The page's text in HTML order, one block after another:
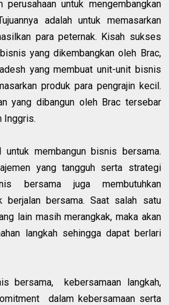
perusahaan untuk mengembangkan
adalah untuk memasarkan
para peternak. Kisah sukses
yang dikembangkan oleh Brac,
yang membuat unit-unit bisnis
produk para pengrajin kecil.
yang dibangun oleh Brac tersebar
Inggris.
untuk membangun bisnis bersama.
yang tangguh serta strategi
bersama juga membutuhkan
berjalan bersama. Saat salah satu
lain masih merangkak, maka akan
langkah sehingga dapat berlari
bersama,
kebersamaan langkah,
dalam kebersamaan serta